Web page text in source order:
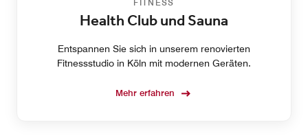
FITNESS
Health Club und Sauna
Entspannen Sie sich in unserem renovierten
Fitnessstudio in Köln mit modernen Geräten.
Mehr erfahren